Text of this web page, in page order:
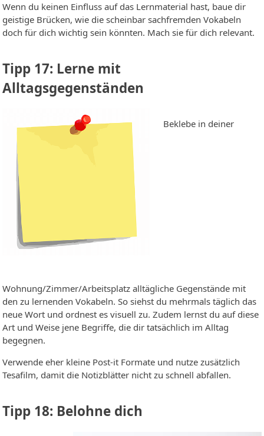
Wenn du keinen Einfluss auf das Lernmaterial hast, baue dir
geistige Brücken, wie die scheinbar sachfremden Vokabeln
doch für dich wichtig sein könnten. Mach sie für dich relevant.
Tipp 17: Lerne mit
Alltagsgegenständen
Beklebe in deiner
Wohnung/Zimmer/Arbeitsplatz alltägliche Gegenstände mit
den zu lernenden Vokabeln. So siehst du mehrmals täglich das
neue Wort und ordnest es visuell zu. Zudem lernst du auf diese
Art und Weise jene Begriffe, die dir tatsächlich im Alltag
begegnen.
Verwende eher kleine Post-it Formate und nutze zusätzlich
Tesafilm, damit die Notizblätter nicht zu schnell abfallen.
Tipp 18: Belohne dich